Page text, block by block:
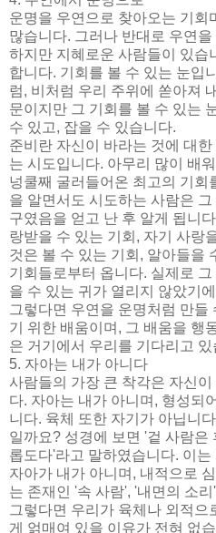
운명을 우연으로 찾아오는 기회
많습니다. 그러나 반대로 우연
하지만 지혜로운 사람들이 있습
합니다. 기회를 볼 수 있는 눈입
럼, 비처럼 우리 주위에 쏟아져
문이지만 그 기회를 볼 수 있는
수 있고, 잡을 수 있습니다.
준비란 자신이 바라는 것에 대
는 시도입니다. 아무리 많이 배
넝쿨째 굴러들어온 최고의 기회
을 알면서도 시도하는 사람은
구였음을 얻고 난 후 알게 됩니
랑받을 수 있는 기회, 자기 사랑
것은 볼 수 있는 기회, 알아들을
기회들로부터 옵니다. 실제로
을 수 있는 귀가 열리지 않았기
그렇다면 우연을 운명처럼 만들
기 위한 배움이며, 그 배움을 행
은 거기에서 우리를 기다리고 있
5. 자아는 내가 아니다
사람들의 가장 큰 착각은 자신
다. 자아는 내가 아니며, 형성되
니다. 육체 또한 자기가 아닙니
일까요? 성경에 보면 '겉 사람은
롭도다'라고 말하였습니다. 이
자아가 내가 아니며, 내적으로
는 존재인 '속 사람', '내면의 소
그렇다면 우리가 육체나 외적으
게 얽매여 있을 이유가 전혀 없